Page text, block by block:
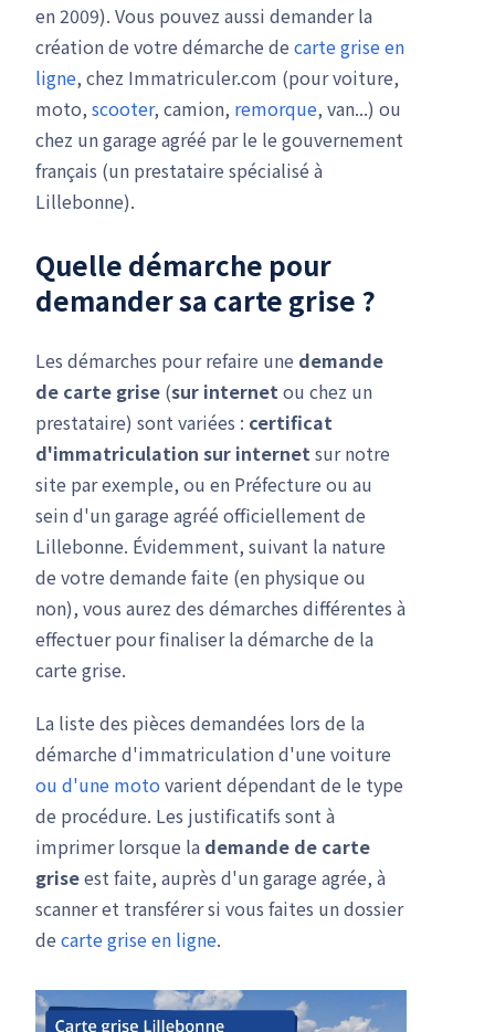
en 2009). Vous pouvez aussi demander la
création de votre démarche de carte grise en
ligne, chez Immatriculer.com (pour voiture,
moto, scooter, camion, remorque, van...) ou
chez un garage agréé par le le gouvernement
français (un prestataire spécialisé à
Lillebonne).
Quelle démarche pour
demander sa carte grise ?
Les démarches pour refaire une demande
de carte grise (sur internetou chez un
prestataire) sont variées : certificat
d'immatriculation sur internetsur notre
site par exemple, ou en Préfecture ou au
sein d'un garage agréé officiellement de
Lillebonne. Évidemment, suivant la nature
de votre demande faite (en physique ou
non), vous aurez des démarches différentes à
effectuer pour finaliser la démarche de la
carte grise.
La liste des pièces demandées lors de la
démarche d'immatriculation d'une voiture
ou d'une motovarient dépendant de le type
de procédure. Les justificatifs sont à
imprimer lorsque la demande de carte
griseest faite, auprès d'un garage agrée, à
scanner et transférer si vous faites un dossier
de carte grise en ligne.